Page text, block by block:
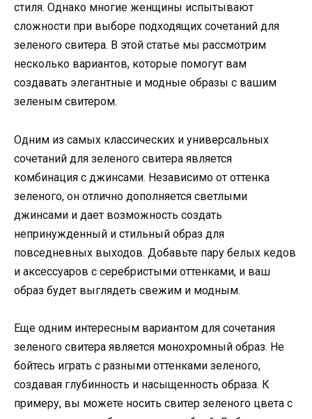
стиля. Однако многие женщины испытывают
сложности при выборе подходящих сочетаний для
зеленого свитера. В этой статье мы рассмотрим
несколько вариантов, которые помогут вам
создавать элегантные и модные образы с вашим
зеленым свитером.
Одним из самых классических и универсальных
сочетаний для зеленого свитера является
комбинация с джинсами. Независимо от оттенка
зеленого, он отлично дополняется светлыми
джинсами и дает возможность создать
непринужденный и стильный образ для
повседневных выходов. Добавьте пару белых кедов
и аксессуаров с серебристыми оттенками, и ваш
образ будет выглядеть свежим и модным.
Еще одним интересным вариантом для сочетания
зеленого свитера является монохромный образ. Не
бойтесь играть с разными оттенками зеленого,
создавая глубинность и насыщенность образа. К
примеру, вы можете носить свитер зеленого цвета с